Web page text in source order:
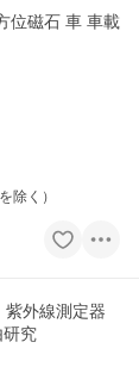
位磁石 車 車載
除く）
紫外線測定器
研究